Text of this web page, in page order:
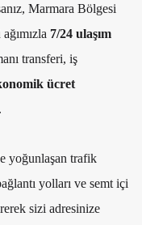
Marmara Bölgesi
7/24 ulaşım
transferi, iş
ücret
yoğunlaşan trafik
yolları ve semt içi
sizi adresinize